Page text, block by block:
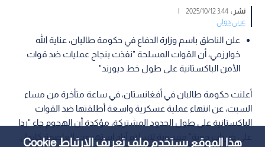
هذا الموقع يستخدم ملف تعريف الارتباط Cookie
نشر :3:44 2025/10/12
|
عربي دولي
علن الناطق باسم وزارة الدفاع في حكومة طالبان، عناية الله
خوارزمي، أن القوات المسلحة "نفذت بنجاح عمليات ضد قوات
الأمن الباكستانية على طول خط ديورند"
أعلنت حكومة طالبان في أفغانستان، في ساعة متأخرة من مساء
السبت، عن انتهاء عملية عسكرية واسعة أطلقتها ضد القوات
الباكستانية على طول الحدود المشتركة، مؤكدة أن الهجوم جاء "ردا
على ضربات جوية" منسوبة لإسلام آباد استهدفت العاصمة كابول.